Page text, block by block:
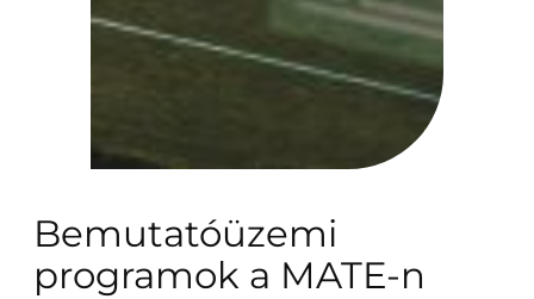
Bemutatóüzemi
programok a MATE-n